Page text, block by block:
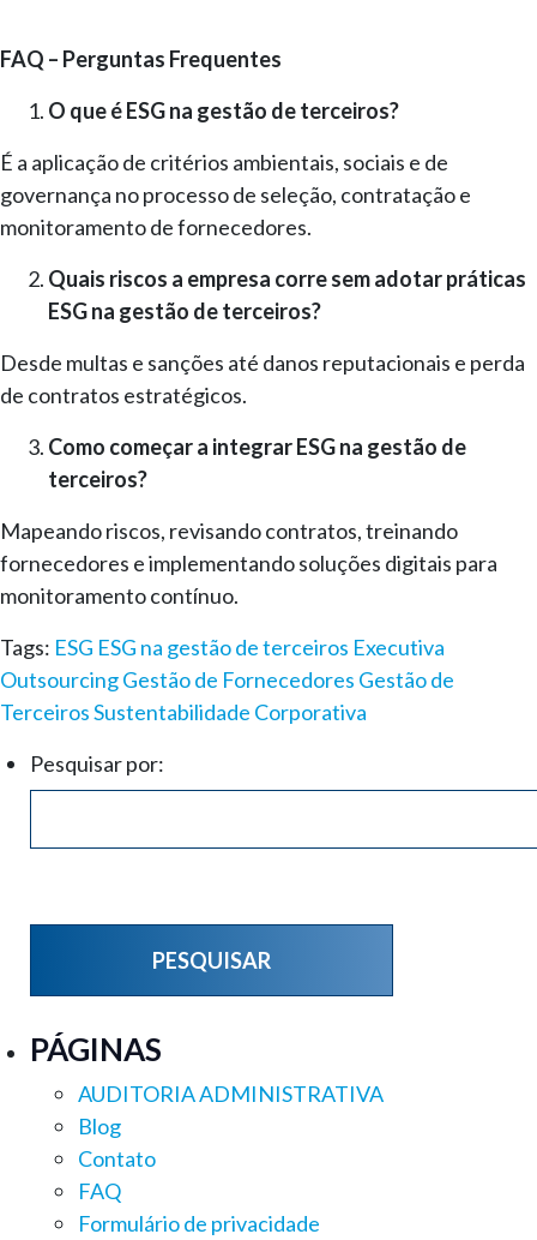
FAQ – Perguntas Frequentes
O que é ESG na gestão de terceiros?
É a aplicação de critérios ambientais, sociais e de
governança no processo de seleção, contratação e
monitoramento de fornecedores.
Quais riscos a empresa corre sem adotar práticas
ESG na gestão de terceiros?
Desde multas e sanções até danos reputacionais e perda
de contratos estratégicos.
Como começar a integrar ESG na gestão de
terceiros?
Mapeando riscos, revisando contratos, treinando
fornecedores e implementando soluções digitais para
monitoramento contínuo.
Tags: ESG ESG na gestão de terceiros Executiva
OutsourcingGestão de Fornecedores Gestão de
TerceirosSustentabilidade Corporativa
Pesquisar por:
PÁGINAS
AUDITORIA ADMINISTRATIVA
Blog
Contato
FAQ
Formulário de privacidade